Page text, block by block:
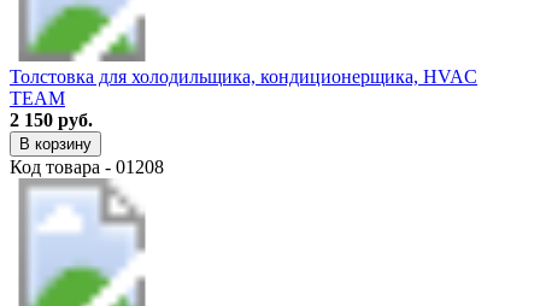
Толстовка для холодильщика, кондиционерщика, HVAC
TEAM
2 150 руб.
В корзину
Код товара - 01208